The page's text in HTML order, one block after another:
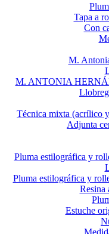
Tapa a
Con
M.
M. ANTONIA
Técnica mixta (acrílico
Adjunta
Pluma estilográfica y
Pluma estilográfica y
Resina
Estuche